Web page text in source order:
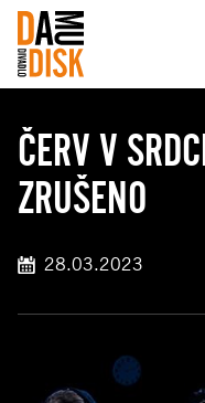
ČERV V
ZRUŠENO
28.03.2023